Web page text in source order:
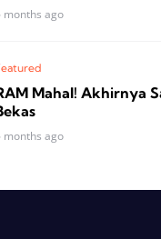
months ago
Mahal! Akhirnya
months ago